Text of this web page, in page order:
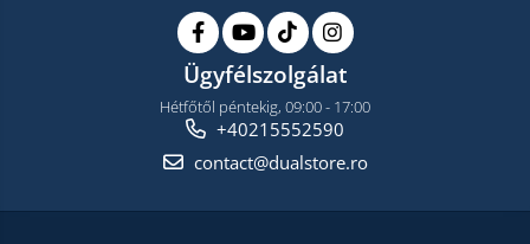
Ügyfélszolgálat
Hétfőtől péntekig, 09:00 - 17:00
+40215552590
contact@dualstore.ro